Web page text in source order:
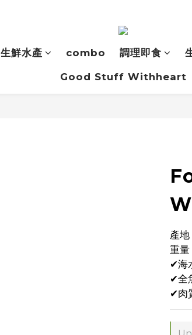
生鮮水產 combo 調理即食
Good Stuff Withheart
產
重量
✔海
✔全
✔肉